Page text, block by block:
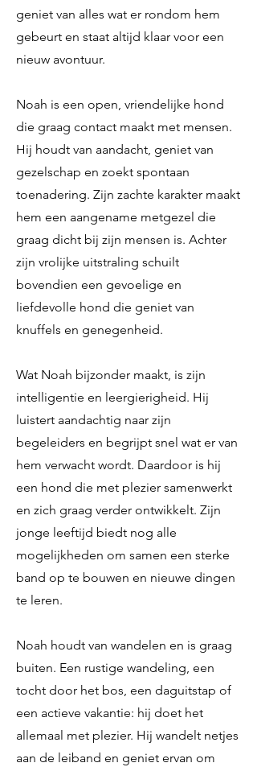
geniet van alles wat er rondom hem
gebeurt en staat altijd klaar voor een
nieuw avontuur.
Noah is een open, vriendelijke hond
die graag contact maakt met mensen.
Hij houdt van aandacht, geniet van
gezelschap en zoekt spontaan
toenadering. Zijn zachte karakter maakt
hem een aangename metgezel die
graag dicht bij zijn mensen is. Achter
zijn vrolijke uitstraling schuilt
bovendien een gevoelige en
liefdevolle hond die geniet van
knuffels en genegenheid.
Wat Noah bijzonder maakt, is zijn
intelligentie en leergierigheid. Hij
luistert aandachtig naar zijn
begeleiders en begrijpt snel wat er van
hem verwacht wordt. Daardoor is hij
een hond die met plezier samenwerkt
en zich graag verder ontwikkelt. Zijn
jonge leeftijd biedt nog alle
mogelijkheden om samen een sterke
band op te bouwen en nieuwe dingen
te leren.
Noah houdt van wandelen en is graag
buiten. Een rustige wandeling, een
tocht door het bos, een daguitstap of
een actieve vakantie: hij doet het
allemaal met plezier. Hij wandelt netjes
aan de leiband en geniet ervan om